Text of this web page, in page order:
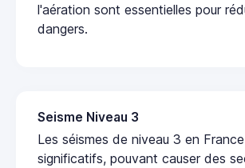
l'aération sont essentielles pour
dangers.
Seisme Niveau 3
Les séismes de niveau 3 en
significatifs, pouvant causer des